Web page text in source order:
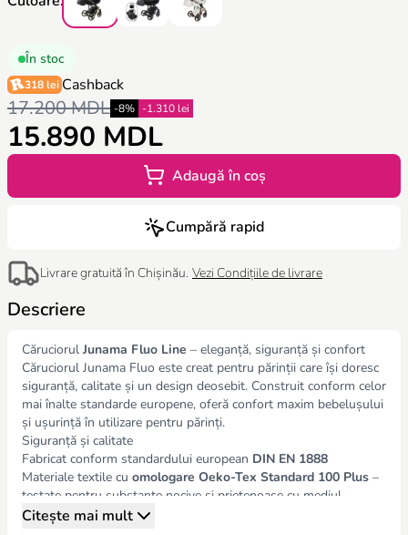
În stoc
318 lei Cashback
17.200 MDL -8% -1.310 lei
15.890 MDL
Adaugă în coș
Cumpără rapid
Livrare gratuită în Chișinău. Vezi Condițiile de livrare
Descriere
Căruciorul Junama Fluo Line – eleganță, siguranță și confort
Căruciorul Junama Fluo este creat pentru părinții care își doresc
siguranță, calitate și un design deosebit. Construit conform celor
mai înalte standarde europene, oferă confort maxim bebelușului
și ușurință în utilizare pentru părinți.
Siguranță și calitate
Fabricat conform standardului european DIN EN 1888
Materiale textile cu omologare Oeko-Tex Standard 100 Plus –
testate pentru substanțe nocive și prietenoase cu mediul
Piele Ecode înaltă calitate
Citește mai mult